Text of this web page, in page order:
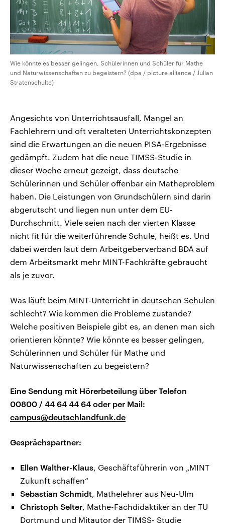
Wie könnte es besser gelingen, Schülerinnen und Schüler für Mathe
und Naturwissenschaften zu begeistern? (dpa / picture alliance / Julian
Stratenschulte)
Angesichts von Unterrichtsausfall, Mangel an
Fachlehrern und oft veralteten Unterrichtskonzepten
sind die Erwartungen an die neuen PISA-Ergebnisse
gedämpft. Zudem hat die neue TIMSS-Studie in
dieser Woche erneut gezeigt, dass deutsche
Schülerinnen und Schüler offenbar ein Matheproblem
haben. Die Leistungen von Grundschülern sind darin
abgerutscht und liegen nun unter dem EU-
Durchschnitt. Viele seien nach der vierten Klasse
nicht fit für die weiterführende Schule, heißt es. Und
dabei werden laut dem Arbeitgeberverband BDA auf
dem Arbeitsmarkt mehr MINT-Fachkräfte gebraucht
als je zuvor.
Was läuft beim MINT-Unterricht in deutschen Schulen
schlecht? Wie kommen die Probleme zustande?
Welche positiven Beispiele gibt es, an denen man sich
orientieren könnte? Wie könnte es besser gelingen,
Schülerinnen und Schüler für Mathe und
Naturwissenschaften zu begeistern?
Eine Sendung mit Hörerbeteilung über Telefon
00800 / 44 64 44 64 oder per Mail:
campus@deutschlandfunk.de
Gesprächspartner:
Ellen Walther-Klaus, Geschäftsführerin von „MINT
Zukunft schaffen“
Sebastian Schmidt, Mathelehrer aus Neu-Ulm
Christoph Selter, Mathe-Fachdidaktiker an der TU
Dortmund und Mitautor der TIMSS- Studie